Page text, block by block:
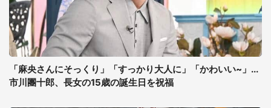
「麻央さんにそっくり」「すっかり大人に」「かわいい~」...
市川團十郎、長女の15歳の誕生日を祝福